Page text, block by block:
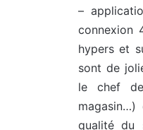
–
connexion
hypers et
sont de
le chef
magasin…)
qualité du